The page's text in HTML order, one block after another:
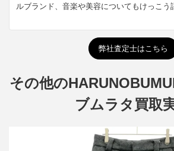
ルブランド、音楽や美容についてもけっこう
弊社査定士はこちら
その他の
ブムラタ買取